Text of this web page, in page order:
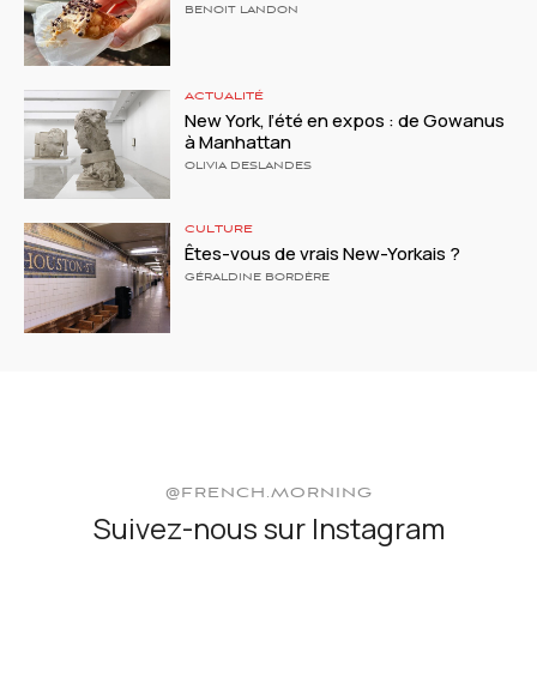
BENOIT LANDON
ACTUALITÉ
New York, l’été en expos : de Gowanus
à Manhattan
OLIVIA DESLANDES
CULTURE
Êtes-vous de vrais New-Yorkais ?
GÉRALDINE BORDÈRE
@FRENCH.MORNING
Suivez-nous sur Instagram